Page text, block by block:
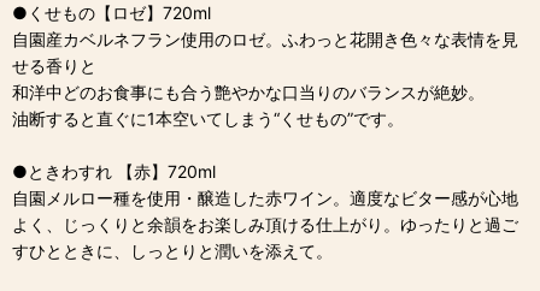
●くせもの【ロゼ】720ml
自園産カベルネフラン使用のロゼ。ふわっと花開き色々な表情を見
せる香りと
和洋中どのお食事にも合う艶やかな口当りのバランスが絶妙。
油断すると直ぐに1本空いてしまう“くせもの”です。
●ときわすれ 【赤】720ml
自園メルロー種を使用・醸造した赤ワイン。適度なビター感が心地
よく、じっくりと余韻をお楽しみ頂ける仕上がり。ゆったりと過ご
すひとときに、しっとりと潤いを添えて。